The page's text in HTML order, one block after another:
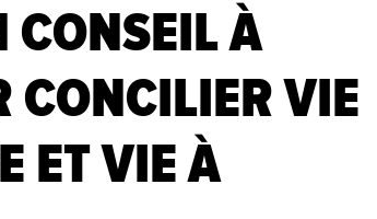
CONSEIL À
CONCILIER VIE
ET VIE À